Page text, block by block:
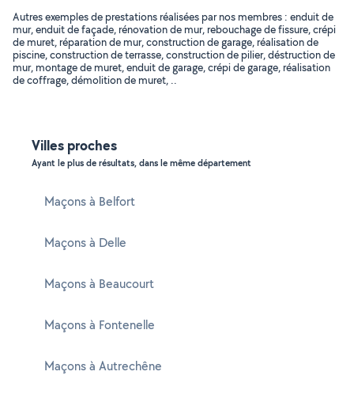
Autres exemples de prestations réalisées par nos membres : enduit de
mur, enduit de façade, rénovation de mur, rebouchage de fissure, crépi
de muret, réparation de mur, construction de garage, réalisation de
piscine, construction de terrasse, construction de pilier, déstruction de
mur, montage de muret, enduit de garage, crépi de garage, réalisation
de coffrage, démolition de muret, ..
Villes proches
Ayant le plus de résultats, dans le même département
Maçons à Belfort
Maçons à Delle
Maçons à Beaucourt
Maçons à Fontenelle
Maçons à Autrechêne